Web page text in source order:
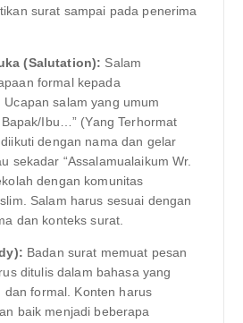
surat sampai pada penerima
(Salutation): Salam
formal kepada
Ucapan salam yang umum
Bapak/Ibu…” (Yang Terhormat
dengan nama dan gelar
sekadar “Assalamualaikum Wr.
dengan komunitas
Salam harus sesuai dengan
dan konteks surat.
Badan surat memuat pesan
ditulis dalam bahasa yang
dan formal. Konten harus
baik menjadi beberapa